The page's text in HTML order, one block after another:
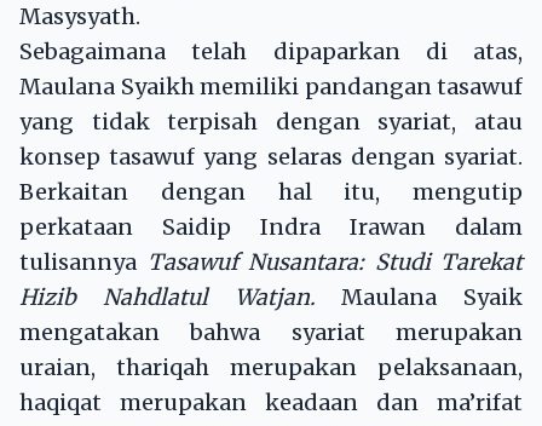
Masysyath.
Sebagaimana telah dipaparkan di atas,
Maulana Syaikh memiliki pandangan tasawuf
yang tidak terpisah dengan syariat, atau
konsep tasawuf yang selaras dengan syariat.
Berkaitan dengan hal itu, mengutip
perkataan Saidip Indra Irawan dalam
tulisannya Tasawuf Nusantara: Studi Tarekat
Hizib Nahdlatul Watjan.Maulana Syaik
mengatakan bahwa syariat merupakan
uraian, thariqah merupakan pelaksanaan,
haqiqat merupakan keadaan dan ma’rifat